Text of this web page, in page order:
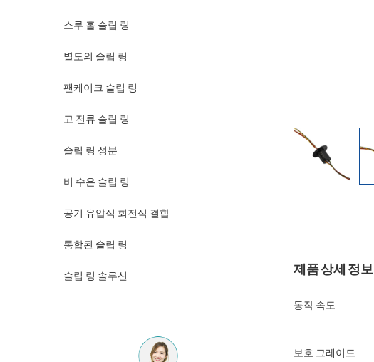
스루 홀 슬립 링
별도의 슬립 링
팬케이크 슬립 링
고 전류 슬립 링
슬립 링 성분
비 수은 슬립 링
공기 유압식 회전식 결합
통합된 슬립 링
슬립 링 솔루션 제품 상세 정보
동작 속도
보호 그레이드